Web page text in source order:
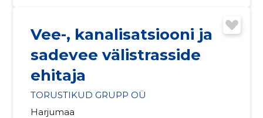
Vee-, kanalisatsiooni ja
sadevee välistrasside
ehitaja
TORUSTIKUD GRUPP OÜ
Harjumaa